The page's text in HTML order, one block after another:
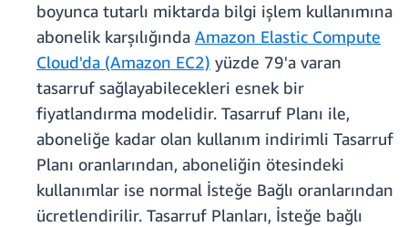
boyunca tutarlı miktarda bilgi işlem kullanımına
abonelik karşılığında Amazon Elastic Compute
Cloud'da (Amazon EC2) yüzde 79'a varan
tasarruf sağlayabilecekleri esnek bir
fiyatlandırma modelidir. Tasarruf Planı ile,
aboneliğe kadar olan kullanım indirimli Tasarruf
Planı oranlarından, aboneliğin ötesindeki
kullanımlar ise normal İsteğe Bağlı oranlarından
ücretlendirilir. Tasarruf Planları, İsteğe bağlı